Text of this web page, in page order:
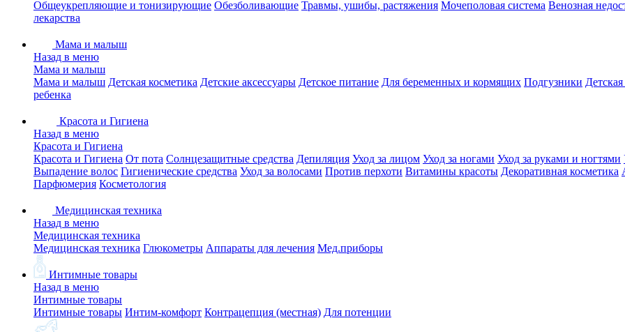
Общеукрепляющие и тонизирующие Обезболивающие Травмы, ушибы, растяжения Мочеполовая система Венозная
лекарства
Мама и малыш
Назад в меню
Мама и малыш
Мама и малыш Детская косметика Детские аксессуары Детское питание Для беременных и кормящих Подгузники
ребенка
Красота и Гигиена
Назад в меню
Красота и Гигиена
Красота и Гигиена От пота Солнцезащитные средства Депиляция Уход за лицом Уход за ногами Уход за руками и ногтями
Выпадение волос Гигиенические средства Уход за волосами Против перхоти Витамины красоты Декоративная косметика
Парфюмерия Косметология
Медицинская техника
Назад в меню
Медицинская техника
Медицинская техника Глюкометры Аппараты для лечения Мед.приборы
Интимные товары
Назад в меню
Интимные товары
Интимные товары Интим-комфорт Контрацепция (местная) Для потенции